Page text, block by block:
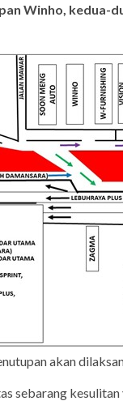
Winho, kedua-
akan
sebarang